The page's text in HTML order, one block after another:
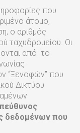
που
άτομο,
ο αριθμός
ταχυδρομείου. Οι
από το
“Ξενοφών” που
Δικτύου
δεδομένων που